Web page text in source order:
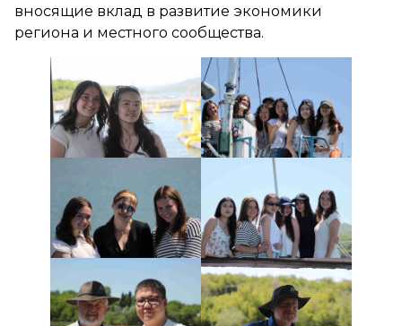
вносящие вклад в развитие экономики
региона и местного сообщества.